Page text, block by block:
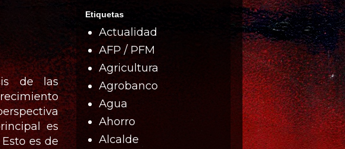
de las
es
es de
Etiquetas
Actualidad
AFP / PFM
Agricultura
Agrobanco
Agua
Ahorro
Alcalde